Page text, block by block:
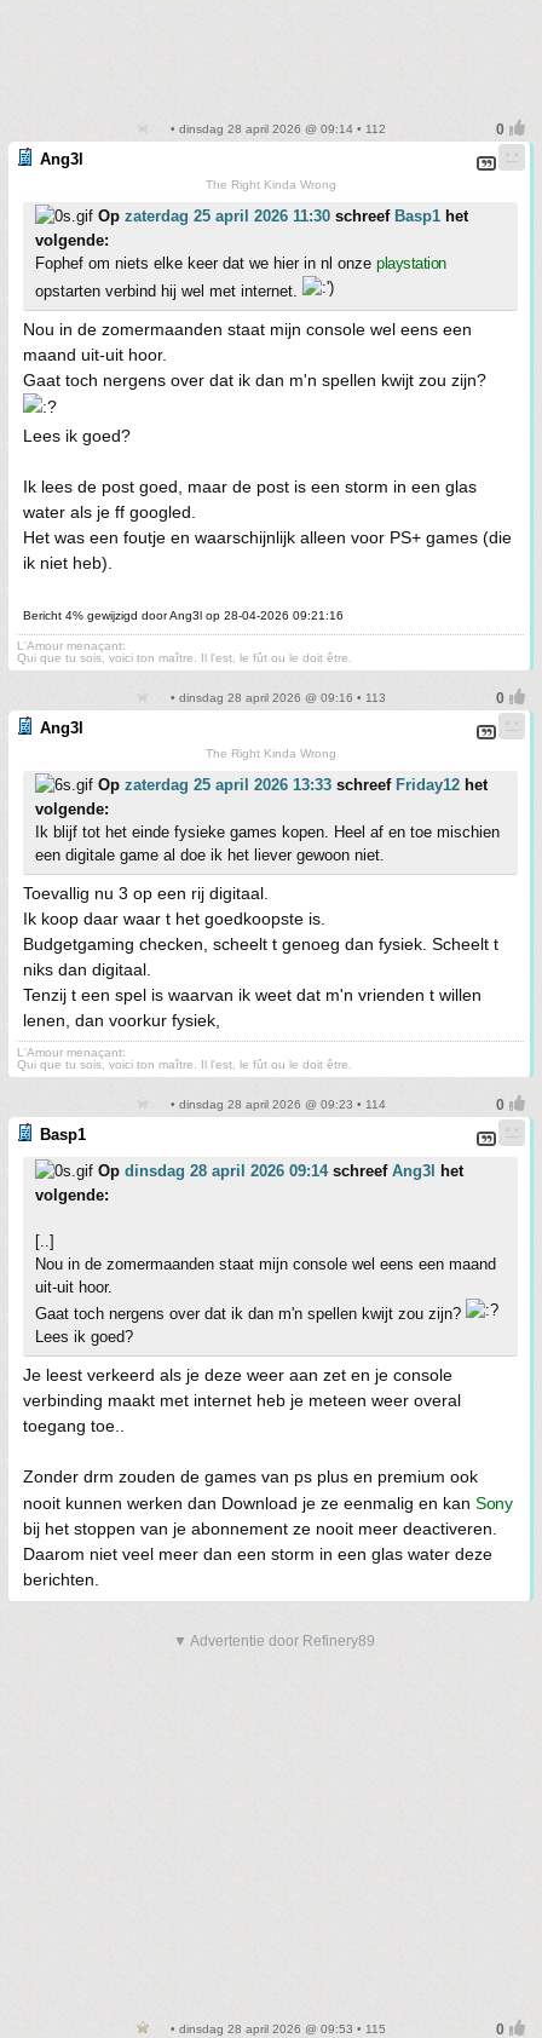
• dinsdag 28 april 2026 @ 09:14 • 112
Ang3l
The Right Kinda Wrong
Op zaterdag 25 april 2026 11:30 schreef Basp1 het
volgende:
Fophef om niets elke keer dat we hier in nl onze playstation
opstarten verbind hij wel met internet.
Nou in de zomermaanden staat mijn console wel eens een
maand uit-uit hoor.
Gaat toch nergens over dat ik dan m'n spellen kwijt zou zijn?
Lees ik goed?
Ik lees de post goed, maar de post is een storm in een glas
water als je ff googled.
Het was een foutje en waarschijnlijk alleen voor PS+ games (die
ik niet heb).
Bericht 4% gewijzigd door Ang3l op 28-04-2026 09:21:16
L'Amour menaçant:
Qui que tu sois, voici ton maître. Il l'est, le fût ou le doit être.
• dinsdag 28 april 2026 @ 09:16 • 113
Ang3l
The Right Kinda Wrong
Op zaterdag 25 april 2026 13:33 schreef Friday12 het
volgende:
Ik blijf tot het einde fysieke games kopen. Heel af en toe mischien
een digitale game al doe ik het liever gewoon niet.
Toevallig nu 3 op een rij digitaal.
Ik koop daar waar t het goedkoopste is.
Budgetgaming checken, scheelt t genoeg dan fysiek. Scheelt t
niks dan digitaal.
Tenzij t een spel is waarvan ik weet dat m'n vrienden t willen
lenen, dan voorkur fysiek,
L'Amour menaçant:
Qui que tu sois, voici ton maître. Il l'est, le fût ou le doit être.
• dinsdag 28 april 2026 @ 09:23 • 114
Basp1
Op dinsdag 28 april 2026 09:14schreef Ang3l
het
volgende:
[..]
Nou in de zomermaanden staat mijn console wel eens een maand
uit-uit hoor.
Gaat toch nergens over dat ik dan m'n spellen kwijt zou zijn?
Lees ik goed?
Je leest verkeerd als je deze weer aan zet en je console
verbinding maakt met internet heb je meteen weer overal
toegang toe..
Zonder drm zouden de games van ps plus en premium ook
nooit kunnen werken dan Download je ze eenmalig en kan Sony
bij het stoppen van je abonnement ze nooit meer deactiveren.
Daarom niet veel meer dan een storm in een glas water deze
berichten.
▼ Advertentie door Refinery89
• dinsdag 28 april 2026 @ 09:53 • 115